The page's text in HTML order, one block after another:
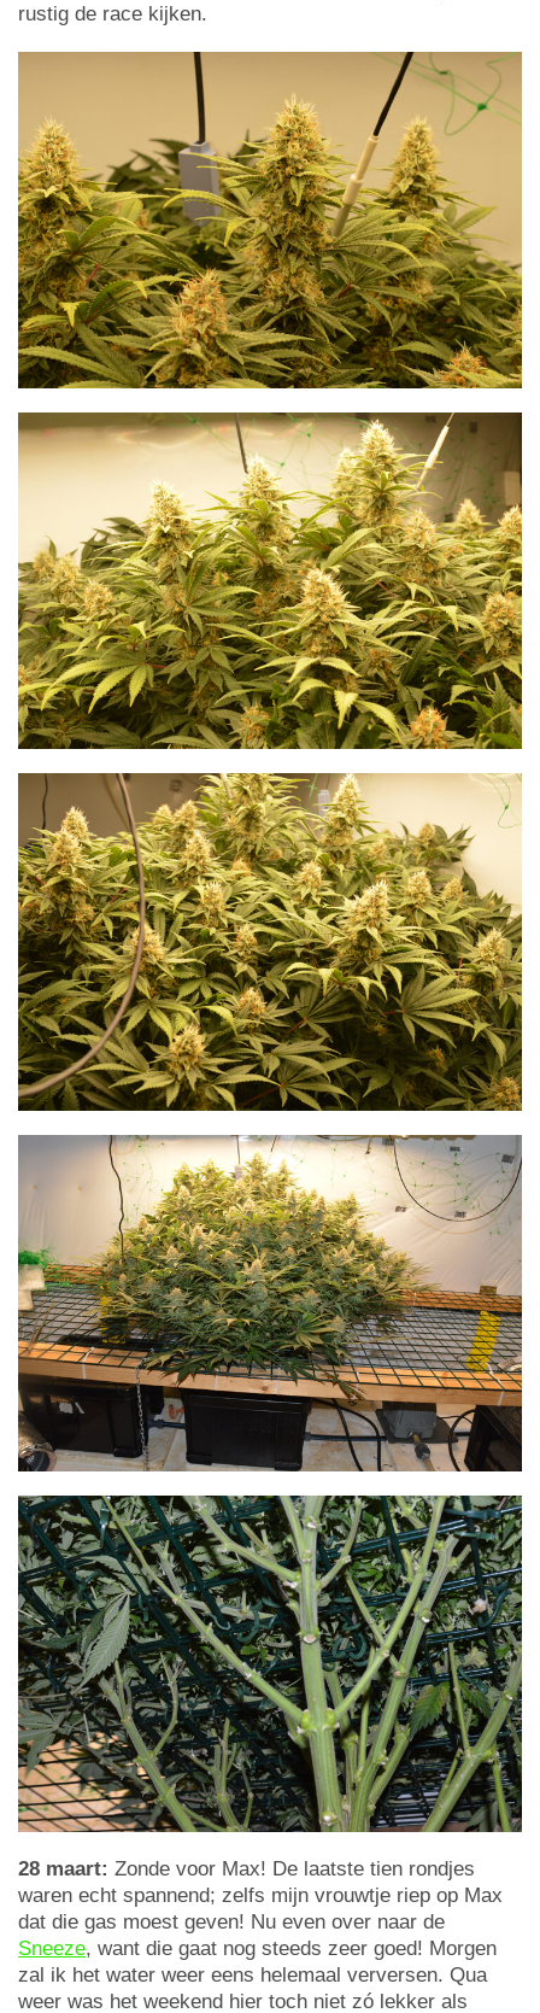
rustig de race kijken.
28 maart: Zonde voor Max! De laatste tien rondjes
waren echt spannend; zelfs mijn vrouwtje riep op Max
dat die gas moest geven! Nu even over naar de
Sneeze, want die gaat nog steeds zeer goed! Morgen
zal ik het water weer eens helemaal verversen. Qua
weer was het weekend hier toch niet zó lekker als